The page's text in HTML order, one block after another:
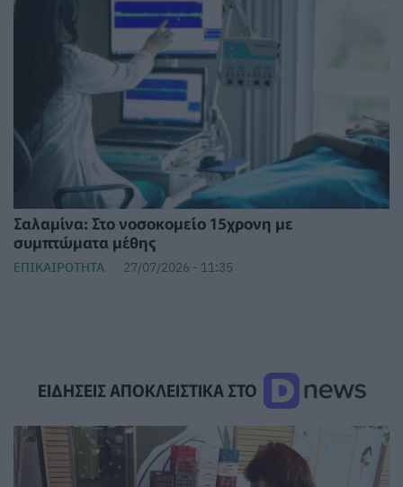
Σαλαμίνα: Στο νοσοκομείο 15χρονη με
συμπτώματα μέθης
ΕΠΙΚΑΙΡΌΤΗΤΑ 27/07/2026 - 11:35
ΕΙΔΗΣΕΙΣ ΑΠΟΚΛΕΙΣΤΙΚΑ ΣΤΟ